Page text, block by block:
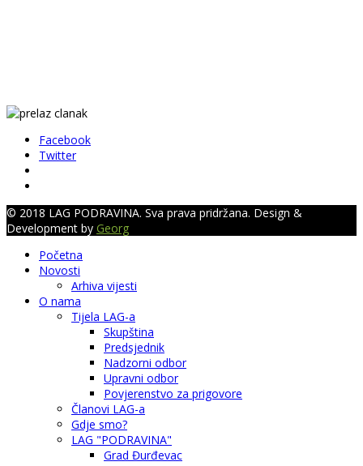
Facebook
Twitter
© 2018 LAG PODRAVINA. Sva prava pridržana. Design &
Development by Georg
Početna
Novosti
Arhiva vijesti
O nama
Tijela LAG-a
Skupština
Predsjednik
Nadzorni odbor
Upravni odbor
Povjerenstvo za prigovore
Članovi LAG-a
Gdje smo?
LAG "PODRAVINA"
Grad Đurđevac